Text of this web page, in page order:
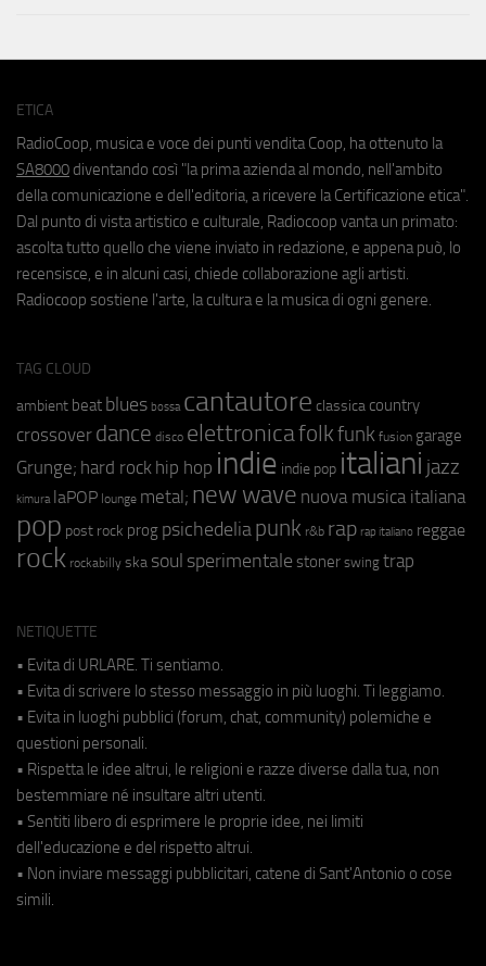
ETICA
RadioCoop, musica e voce dei punti vendita Coop, ha ottenuto la
SA8000 diventando così "la prima azienda al mondo, nell'ambito
della comunicazione e dell'editoria, a ricevere la Certificazione etica".
Dal punto di vista artistico e culturale, Radiocoop vanta un primato:
ascolta tutto quello che viene inviato in redazione, e appena può, lo
recensisce, e in alcuni casi, chiede collaborazione agli artisti.
Radiocoop sostiene l'arte, la cultura e la musica di ogni genere.
TAG CLOUD
ambient beat blues bossa cantautore classica country
crossover dance disco elettronicafolkfunk fusion garage
Grunge; hard rock hip hop indie indie pop italiani jazz
kimura laPOP lounge metal; new wave nuova musica italiana
pop post rock prog psichedeliapunk r&b rap rap italiano reggae
rock rockabilly ska soul sperimentale stoner swing trap
NETIQUETTE
• Evita di URLARE. Ti sentiamo.
• Evita di scrivere lo stesso messaggio in più luoghi. Ti leggiamo.
• Evita in luoghi pubblici (forum, chat, community) polemiche e
questioni personali.
• Rispetta le idee altrui, le religioni e razze diverse dalla tua, non
bestemmiare né insultare altri utenti.
• Sentiti libero di esprimere le proprie idee, nei limiti
dell'educazione e del rispetto altrui.
• Non inviare messaggi pubblicitari, catene di Sant'Antonio o cose
simili.